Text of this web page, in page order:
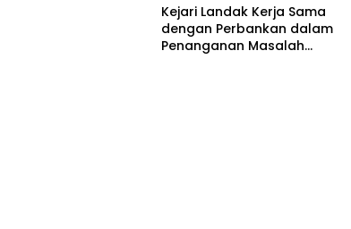
Kejari Landak Kerja Sama
dengan Perbankan dalam
Penanganan Masalah